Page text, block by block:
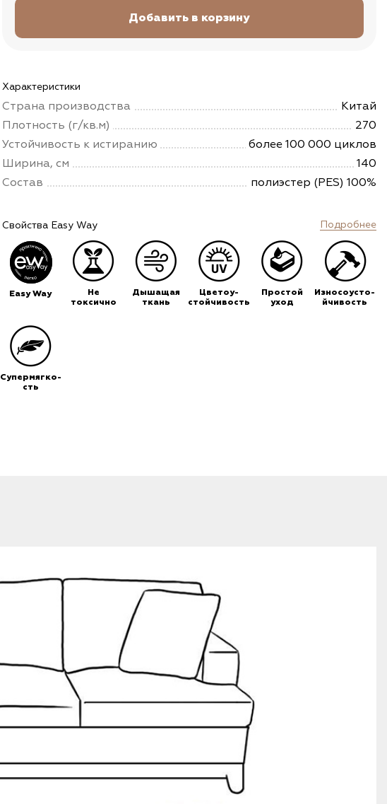
Характеристики
Страна производства
Китай
Плотность (г/кв.м)
270
Устойчивость к истиранию
более 100 000 циклов
Ширина, см
140
Состав
полиэстер (PES) 100%
Свойства Easy Way Подробнее
Easy Way
Не
токсично
Дышащая
ткань
Цветоу-
стойчивость
Простой
уход
Износоусто-
йчивость
Супермягко-
сть